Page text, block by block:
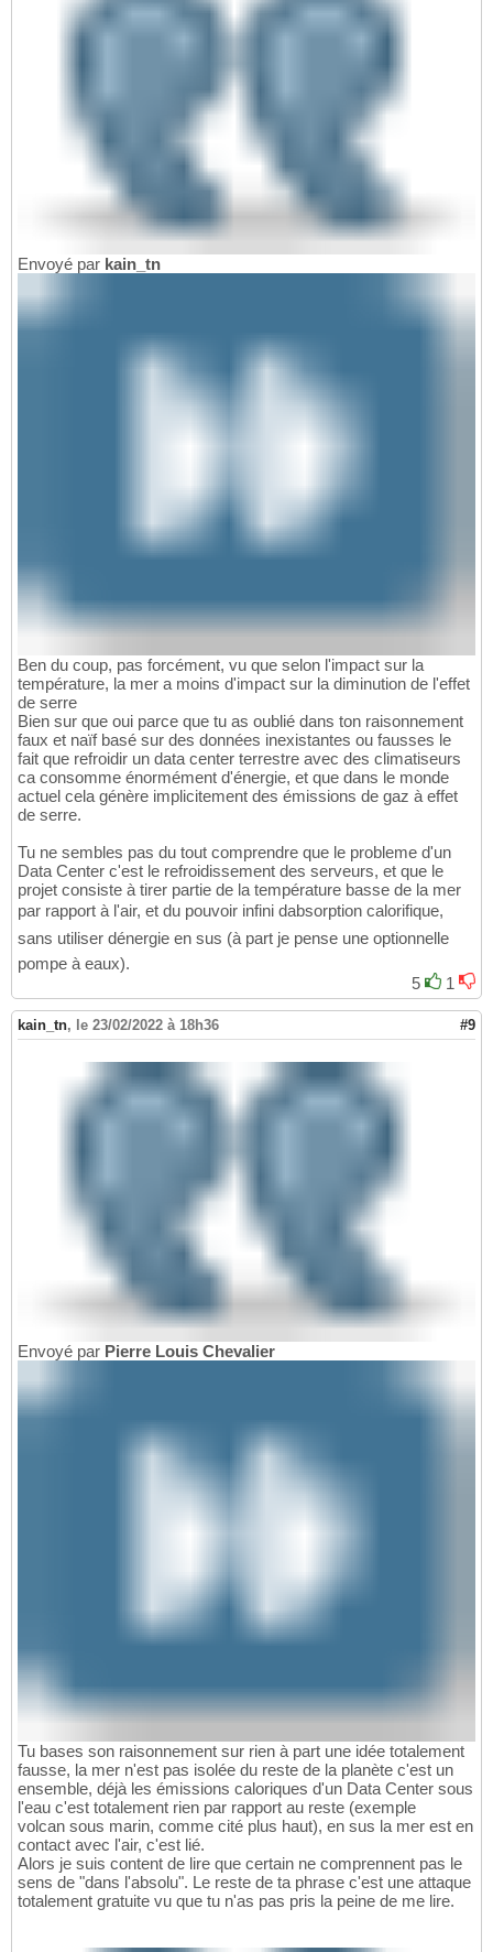
Envoyé par kain_tn
Ben du coup, pas forcément, vu que selon l'impact sur la
température, la mer a moins d'impact sur la diminution de l'effet
de serre
Bien sur que oui parce que tu as oublié dans ton raisonnement
faux et naïf basé sur des données inexistantes ou fausses le
fait que refroidir un data center terrestre avec des climatiseurs
ca consomme énormément d'énergie, et que dans le monde
actuel cela génère implicitement des émissions de gaz à effet
de serre.
Tu ne sembles pas du tout comprendre que le probleme d'un
Data Center c'est le refroidissement des serveurs, et que le
projet consiste à tirer partie de la température basse de la mer
par rapport à l'air, et du pouvoir infini dabsorption calorifique,
sans utiliser dénergie en sus (à part je pense une optionnelle
pompe à eaux).
5
1
kain_tn, le 23/02/2022 à 18h36 #9
Envoyé par Pierre Louis Chevalier
Tu bases son raisonnement sur rien à part une idée totalement
fausse, la mer n'est pas isolée du reste de la planète c'est un
ensemble, déjà les émissions caloriques d'un Data Center sous
l'eau c'est totalement rien par rapport au reste (exemple
volcan sous marin, comme cité plus haut), en sus la mer est en
contact avec l'air, c'est lié.
Alors je suis content de lire que certain ne comprennent pas le
sens de "dans l'absolu". Le reste de ta phrase c'est une attaque
totalement gratuite vu que tu n'as pas pris la peine de me lire.